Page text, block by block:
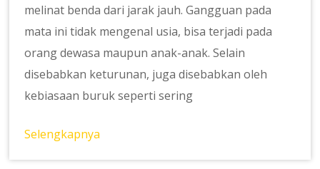
melinat benda dari jarak jauh. Gangguan pada
mata ini tidak mengenal usia, bisa terjadi pada
orang dewasa maupun anak-anak. Selain
disebabkan keturunan, juga disebabkan oleh
kebiasaan buruk seperti sering
Selengkapnya